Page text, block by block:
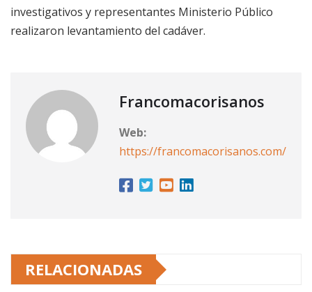
investigativos y representantes Ministerio Público
realizaron levantamiento del cadáver.
Francomacorisanos
Web:
https://francomacorisanos.com/
RELACIONADAS